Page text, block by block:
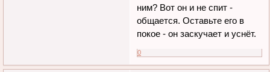
ним? Вот он и не спит -
общается. Оставьте его в
покое - он заскучает и уснёт.
0